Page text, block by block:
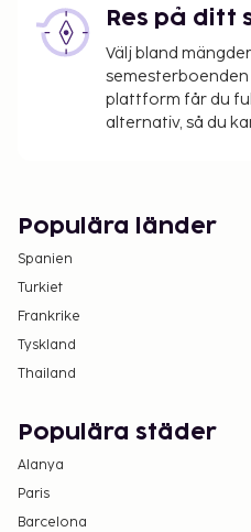
brasilianskt
ytterligare information.
Ett barn, 5 år eller
eller
används.
Res på ditt
Välj bland
plattform får du
alternativ, så du
Populära länder
Spanien
Turkiet
Frankrike
Tyskland
Thailand
Populära städer
Alanya
Paris
Barcelona